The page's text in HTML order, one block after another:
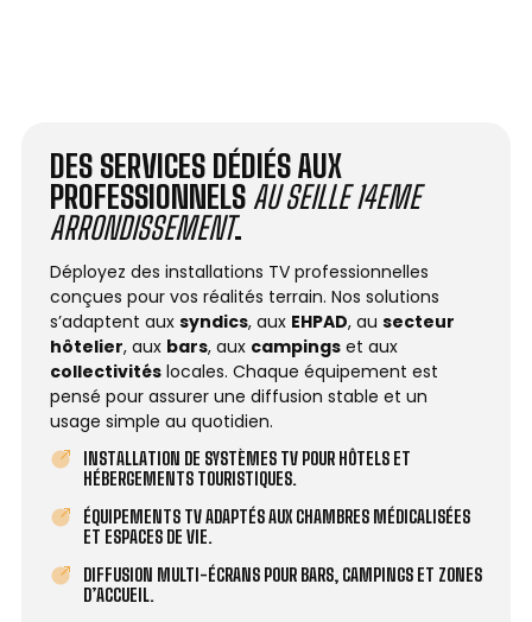
DES SERVICES DÉDIÉS AUX
PROFESSIONNELS AU SEILLE 14EME
ARRONDISSEMENT.
Déployez des installations TV professionnelles
conçues pour vos réalités terrain. Nos solutions
s’adaptent aux syndics, aux EHPAD, au secteur
hôtelier, aux bars, aux campings et aux
collectivités locales. Chaque équipement est
pensé pour assurer une diffusion stable et un
usage simple au quotidien.
INSTALLATION DE SYSTÈMES TV POUR HÔTELS ET
HÉBERGEMENTS TOURISTIQUES.
ÉQUIPEMENTS TV ADAPTÉS AUX CHAMBRES MÉDICALISÉES
ET ESPACES DE VIE.
DIFFUSION MULTI-ÉCRANS POUR BARS, CAMPINGS ET ZONES
D’ACCUEIL.